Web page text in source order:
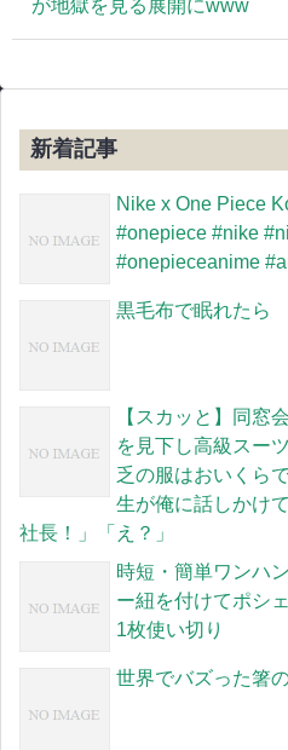
が地獄を見る展開にwww
新着記事
Nike x One Piece
#onepiece #nike
#onepieceanime
黒毛布で眠れたら
【スカッと】同窓
を見下し高級スー
乏の服はおいくら
生が俺に話しかけ
社長！」「え？」
時短・簡単ワンハ
ー紐を付けてポシ
1枚使い切り
世界でバズった箸